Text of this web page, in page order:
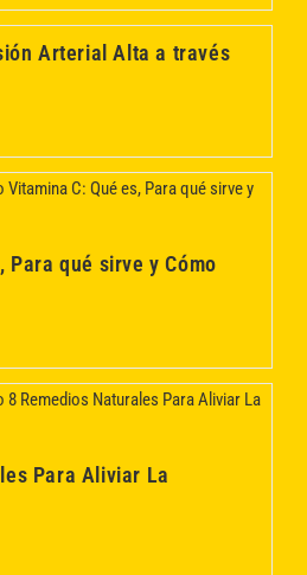
Arterial Alta a través
Para qué sirve y Cómo
Para Aliviar La